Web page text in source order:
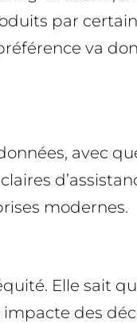
par
va
avec
modernes.
Elle sait
des